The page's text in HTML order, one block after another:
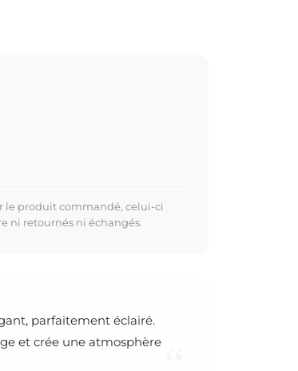
le produit commandé, celui-ci
ni retournés ni échangés.
parfaitement éclairé.
et crée une atmosphère